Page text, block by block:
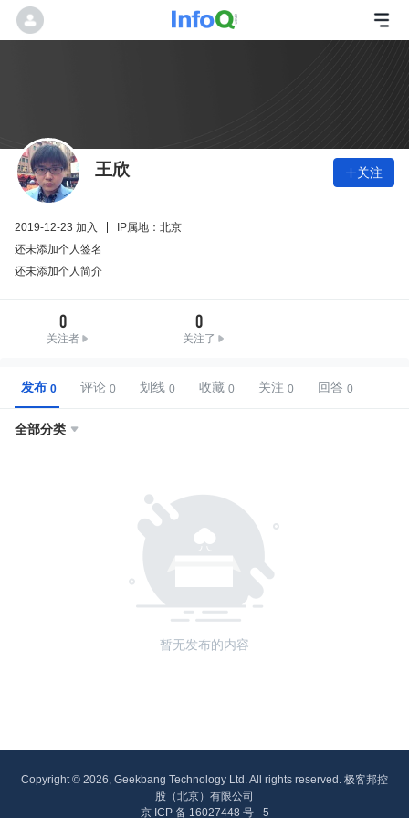
王欣 关注
2019-12-23 加入
IP属地：北京
还未添加个人签名
还未添加个人简介
0
关注者
0
关注了
发布 评论 划线 收藏 关注 回答
全部分类 
暂无发布的内容
Copyright © 2026, Geekbang Technology Ltd. All rights reserved. 极客邦控
股（北京）有限公司
京 ICP 备 16027448 号 - 5